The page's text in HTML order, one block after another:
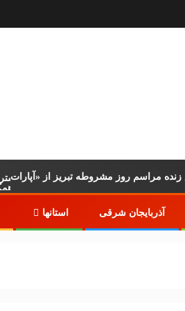
آذربایجان شرقی استانها